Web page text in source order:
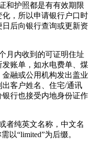
和护照都是有有效期限
，所以申请银行户口时
后向银行查询或更新资
月内收到的可证明住址
账单，如水电费单、煤
融或公用机构发出盖业
客户姓名、住宅/通讯
行也接受内地身份证作
者纯英文名称，中文名
以“limited”为后缀。